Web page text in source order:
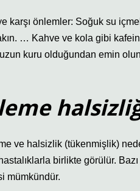
karşı önlemler: Soğuk su
… Kahve ve kola gibi
kuru olduğundan emin
ve halsizlik (tükenmişlik)
hastalıklarla birlikte görülür.
mümkündür.